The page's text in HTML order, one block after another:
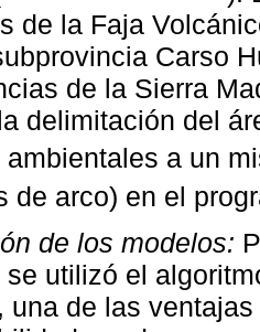
de la Faja
Carso
de la Sierra
delimitación del
a un
de arco) en el
de los modelos:
se utilizó el
una de las